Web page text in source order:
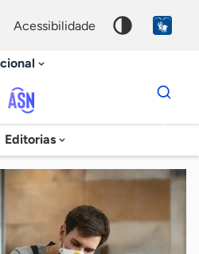
acessibilidade
Agência
Sebrae
de
Notícias
Editorias
Dados
para
chave